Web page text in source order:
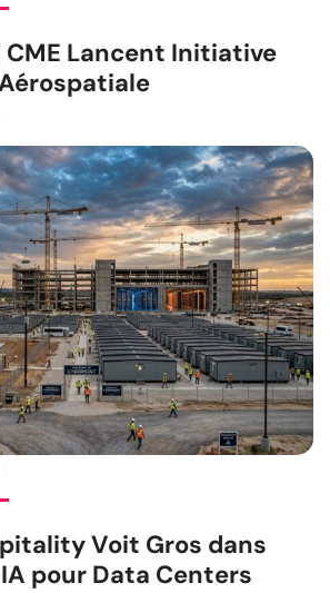
Lancent Initiative
Voit Gros dans
pour Data Centers